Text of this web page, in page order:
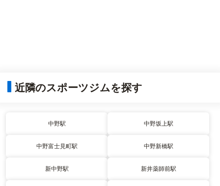
近隣のスポーツジムを探す
中野駅 中野坂上駅
中野富士見町駅 中野新橋駅
新中野駅 新井薬師前駅